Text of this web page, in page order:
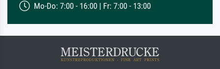
Mo-Do: 7:00 - 16:00 | Fr: 7:00 - 13:00